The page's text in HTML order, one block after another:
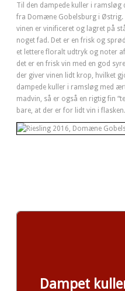
Til den dampede kuller i ramsløg
fra Domæne Gobelsburg i Østrig.
vinen er vinificeret og lagret på
noget fad. Det er en frisk og
et lettere floralt udtryk og noter
det er en frisk vin med en god
der giver vinen lidt krop, hvilket
dampede kuller i ramsløg med
madvin, så er også en rigtig fin
bare, at der er for lidt vin i
Dampet